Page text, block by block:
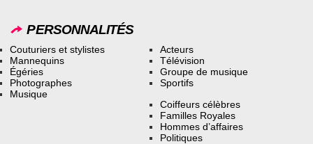
PERSONNALITÉS
Couturiers et stylistes
Mannequins
Égéries
Photographes
Musique
Acteurs
Télévision
Groupe de musique
Sportifs
Coiffeurs célèbres
Familles Royales
Hommes d’affaires
Politiques